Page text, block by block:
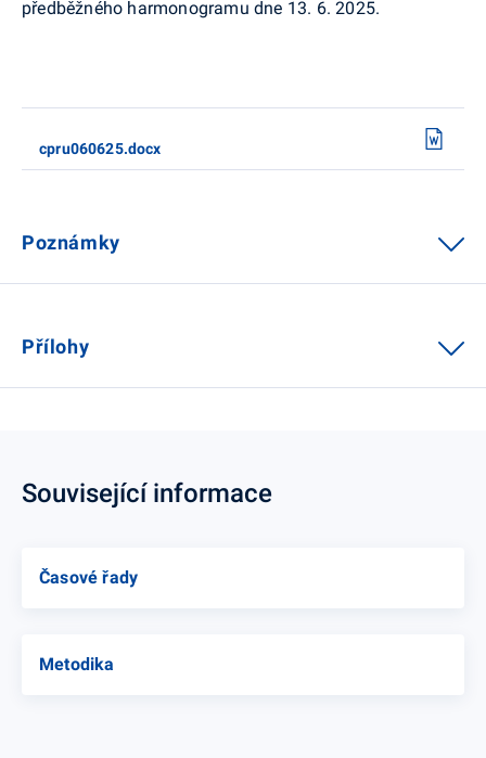
předběžného harmonogramu dne 13. 6. 2025.
cpru060625.docx
Poznámky
Přílohy
Související informace
Časové řady
Metodika